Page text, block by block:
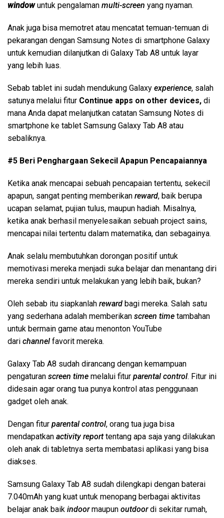
windowuntuk pengalaman multi-screen yang nyaman.
Anak juga bisa memotret atau mencatat temuan-temuan di
pekarangan dengan Samsung Notes di smartphone Galaxy
untuk kemudian dilanjutkan di Galaxy Tab A8 untuk layar
yang lebih luas.
Sebab tablet ini sudah mendukung Galaxy experience, salah
satunya melalui fitur Continue apps on other devices, di
mana Anda dapat melanjutkan catatan Samsung Notes di
smartphone ke tablet Samsung Galaxy Tab A8 atau
sebaliknya.
#5 Beri Penghargaan Sekecil Apapun Pencapaiannya
Ketika anak mencapai sebuah pencapaian tertentu, sekecil
apapun, sangat penting memberikan reward, baik berupa
ucapan selamat, pujian tulus, maupun hadiah. Misalnya,
ketika anak berhasil menyelesaikan sebuah project sains,
mencapai nilai tertentu dalam matematika, dan sebagainya.
Anak selalu membutuhkan dorongan positif untuk
memotivasi mereka menjadi suka belajar dan menantang diri
mereka sendiri untuk melakukan yang lebih baik, bukan?
Oleh sebab itu siapkanlah reward bagi mereka. Salah satu
yang sederhana adalah memberikan screen time tambahan
untuk bermain game atau menonton YouTube
dari channel favorit mereka.
Galaxy Tab A8 sudah dirancang dengan kemampuan
pengaturan screen time melalui fitur parental control. Fitur ini
didesain agar orang tua punya kontrol atas penggunaan
gadget oleh anak.
Dengan fitur parental control, orang tua juga bisa
mendapatkan activity reporttentang apa saja yang dilakukan
oleh anak di tabletnya serta membatasi aplikasi yang bisa
diakses.
Samsung Galaxy Tab A8 sudah dilengkapi dengan baterai
7.040mAh yang kuat untuk menopang berbagai aktivitas
belajar anak baik indoormaupun outdoordi sekitar rumah,